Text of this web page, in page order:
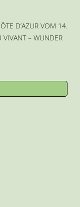
D’AZUR VOM 14.
VIVANT – WUNDER